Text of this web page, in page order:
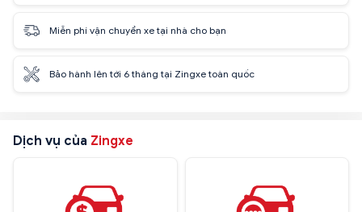
Miễn phí vận chuyển xe tại nhà cho bạn
Bảo hành lên tới 6 tháng tại Zingxe toàn quốc
Dịch vụ của Zingxe